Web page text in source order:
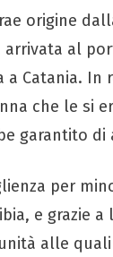
origine
al
Catania. In
che le si
garantito di
per
e grazie a
alle